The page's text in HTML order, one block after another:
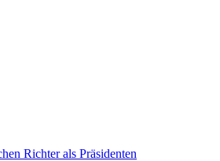
Richter als Präsidenten